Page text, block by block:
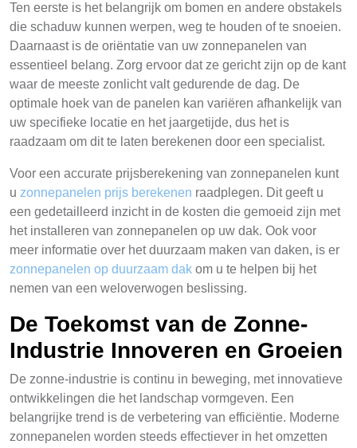
Ten eerste is het belangrijk om bomen en andere obstakels
die schaduw kunnen werpen, weg te houden of te snoeien.
Daarnaast is de oriëntatie van uw zonnepanelen van
essentieel belang. Zorg ervoor dat ze gericht zijn op de kant
waar de meeste zonlicht valt gedurende de dag. De
optimale hoek van de panelen kan variëren afhankelijk van
uw specifieke locatie en het jaargetijde, dus het is
raadzaam om dit te laten berekenen door een specialist.
Voor een accurate prijsberekening van zonnepanelen kunt
u zonnepanelen prijs berekenen raadplegen. Dit geeft u
een gedetailleerd inzicht in de kosten die gemoeid zijn met
het installeren van zonnepanelen op uw dak. Ook voor
meer informatie over het duurzaam maken van daken, is er
zonnepanelen op duurzaam dak om u te helpen bij het
nemen van een weloverwogen beslissing.
De Toekomst van de Zonne-
Industrie Innoveren en Groeien
De zonne-industrie is continu in beweging, met innovatieve
ontwikkelingen die het landschap vormgeven. Een
belangrijke trend is de verbetering van efficiëntie. Moderne
zonnepanelen worden steeds effectiever in het omzetten